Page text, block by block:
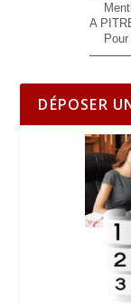
A
DÉPOSER